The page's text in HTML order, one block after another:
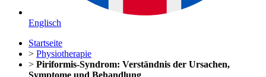
Englisch
Startseite
> Physiotherapie
> Piriformis-Syndrom: Verständnis der Ursachen,
Symptome und Behandlung